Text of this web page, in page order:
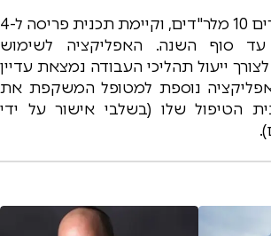
בשלב ראשון מחוברים 10 מלר"דים, וקיימת תכנית פריסה ל-4
עד סוף השנה. האפליקציה לשימוש
ייעול תהליכי העבודה נמצאת עדיין
אפליקציה נוספת למטופל המשקפת את
הטיפול שלו (בשלבי אישור על ידי